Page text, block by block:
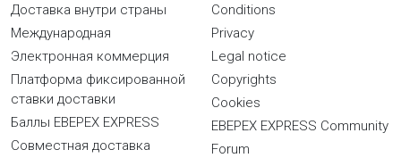
Доставка внутри страны
Международная
Электронная коммерция
Платформа фиксированной
ставки доставки
Баллы EBEPEX EXPRESS
Совместная доставка
Conditions
Privacy
Legal notice
Copyrights
Cookies
EBEPEX EXPRESS Community
Forum